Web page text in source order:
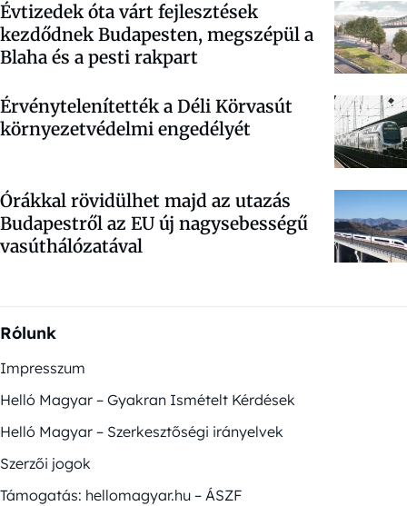
Évtizedek óta várt fejlesztések
kezdődnek Budapesten, megszépül a
Blaha és a pesti rakpart
Érvénytelenítették a Déli Körvasút
környezetvédelmi engedélyét
Órákkal rövidülhet majd az utazás
Budapestről az EU új nagysebességű
vasúthálózatával
Rólunk
Impresszum
Helló Magyar – Gyakran Ismételt Kérdések
Helló Magyar – Szerkesztőségi irányelvek
Szerzői jogok
Támogatás: hellomagyar.hu – ÁSZF